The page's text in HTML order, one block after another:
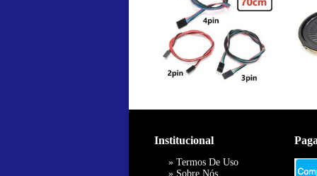
Institucional
» Termos De Uso
» Sobre Nós